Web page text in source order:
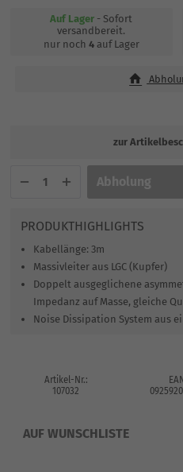
PRODUKTHIGHLIGHTS
Kabellänge: 3m
Massivleiter aus LGC (Kupfer)
Doppelt ausgeglichene
Impedanz auf Masse, gleiche
Noise Dissipation System aus
zur
AUF WUNSCHLISTE
Abholung
Auf Lager - Sofort
versandbereit.
nur noch 4auf Lager
Artikel-Nr.:
107032